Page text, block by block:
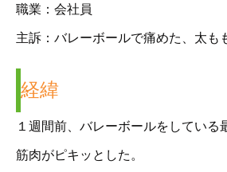
職業：会社員
主訴：バレーボールで痛めた、太も
経緯
１週間前、バレーボールをしている
筋肉がピキッとした。